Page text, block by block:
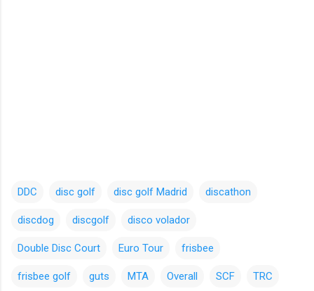
DDC disc golf disc golf Madrid discathon
discdog discgolf disco volador
Double Disc Court Euro Tour frisbee
frisbee golf guts MTA Overall SCF TRC